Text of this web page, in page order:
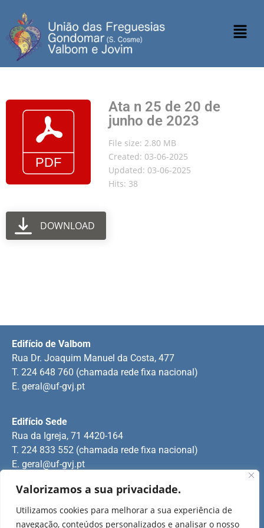
Valorizamos a sua privacidade.
Utilizamos cookies para melhorar a sua experiência de
navegação, conteúdos personalizados e analisar o nosso
Ata n 25 de 20 de
junho de 2023
File size: 2.80 MB
Created: 03-06-2025
Updated: 03-06-2025
Hits: 38
DOWNLOAD
Rua Manuel Pinto Martins
Edifício Sede
Rua da Igreja, 71 4420-164
T. 224 833 552 (chamada rede fixa nacional)
E. geral@uf-gvj.pt
Edifício de Valbom
Rua Dr. Joaquim Manuel da Costa, 477
T. 224 648 760 (chamada rede fixa nacional)
E. geral@uf-gvj.pt